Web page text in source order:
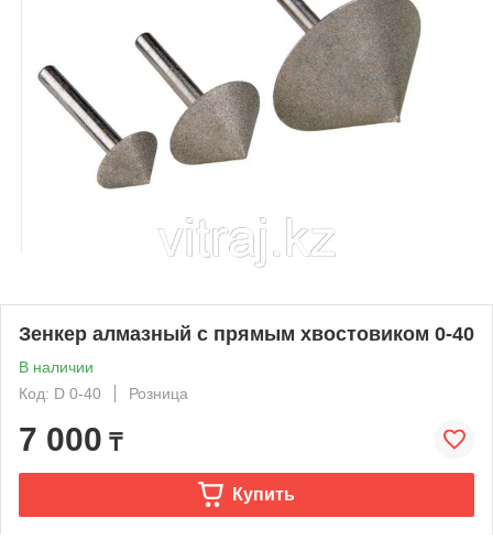
Зенкер алмазный с прямым хвостовиком 0-40
В наличии
Код: D 0-40
Розница
7 000 ₸
Купить